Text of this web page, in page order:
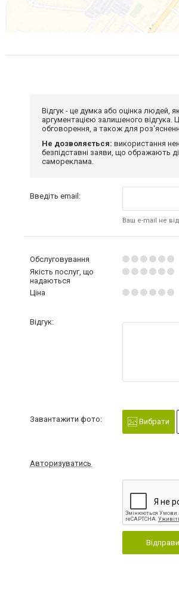
Відгук - це думка або оцінка
аргументацією залишеного
обговорення, а також для
Не дозволяється: використання
безпідставні заяви, що ображають
самореклама.
Введіть email:
Ваш e-mail не
Обслуговування
Якість послуг, що
надаються
Ціна
Відгук:
Завантажити фото: Вибрати
Авторизуватись